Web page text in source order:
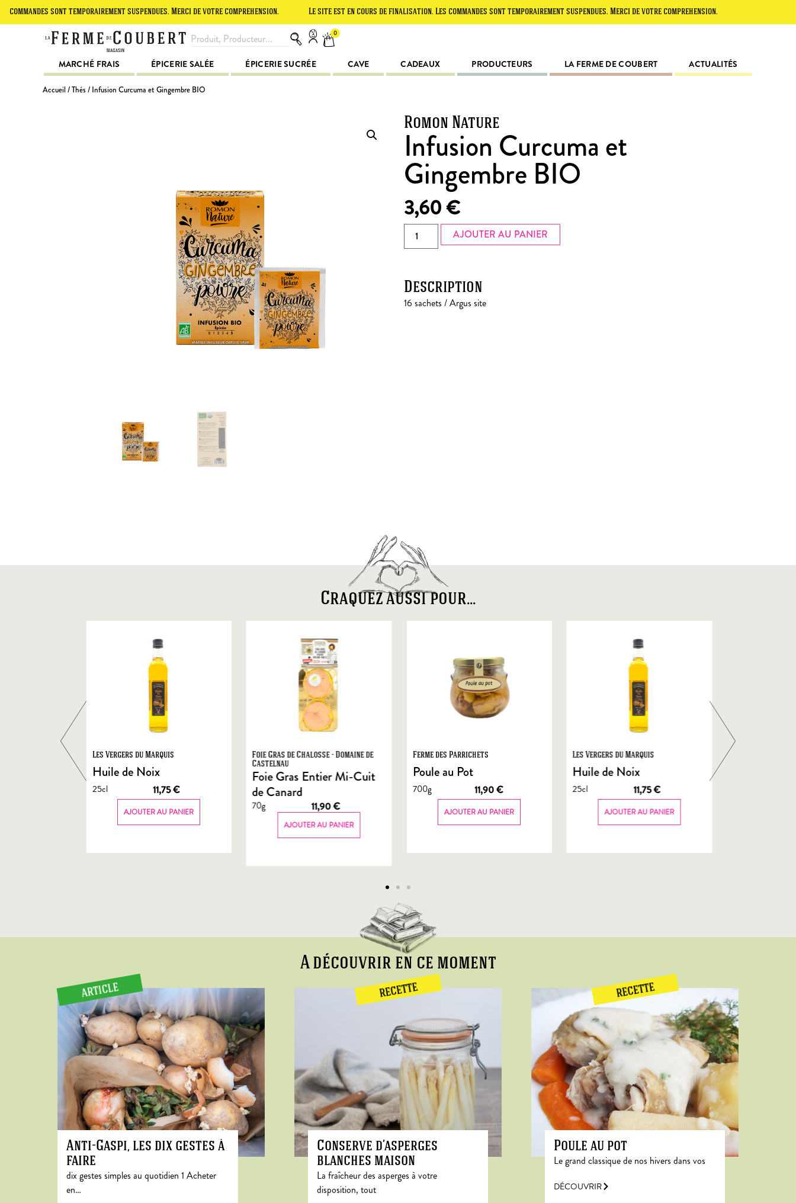
sont temporairement suspendues. Merci de votre compréhension. Le site est en cours de finalisation. Les commandes sont temporairement suspendues. Merci de votre compréhension.
0
MARCHÉ FRAIS ÉPICERIE SALÉE ÉPICERIE SUCRÉE CAVE CADEAUX PRODUCTEURS LA FERME DE COUBERT ACTUALITÉS
Accueil /Thés/ Infusion Curcuma et Gingembre BIO
Romon Nature
Infusion Curcuma et
Gingembre BIO
3,60€
AJOUTER AU PANIER
Description
16 sachets / Argus site
Craquez aussi pour...
Les Vergers du Marquis
Huile de Noix
25cl 11,75€
AJOUTER AU PANIER
Foie Gras de Chalosse - Domaine de
Castelnau
Foie Gras Entier Mi-Cuit
de Canard
70g 11,90€
AJOUTER AU PANIER
Ferme des Parrichets
Poule au Pot
700g 11,90€
AJOUTER AU PANIER
Les Vergers du Marquis
Huile de Noix
25cl 11,75€
AJOUTER AU PANIER
A découvrir en ce moment
ARTICLE
Anti-Gaspi, les dix gestes à
faire
dix gestes simples au quotidien 1 Acheter
en…
RECETTE
Conserve d’asperges
blanches maison
La fraîcheur des asperges à votre
disposition, tout
RECETTE
Poule au pot
Le grand classique de nos hivers dans vos
DÉCOUVRIR